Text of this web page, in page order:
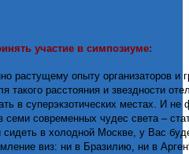
участие в симпозиуме:
растущему опыту организаторов и
такого расстояния и звездности
в суперэкзотических местах. И не
семи современных чудес света –
сидеть в холодной Москве, у Вас
виз: ни в Бразилию, ни в